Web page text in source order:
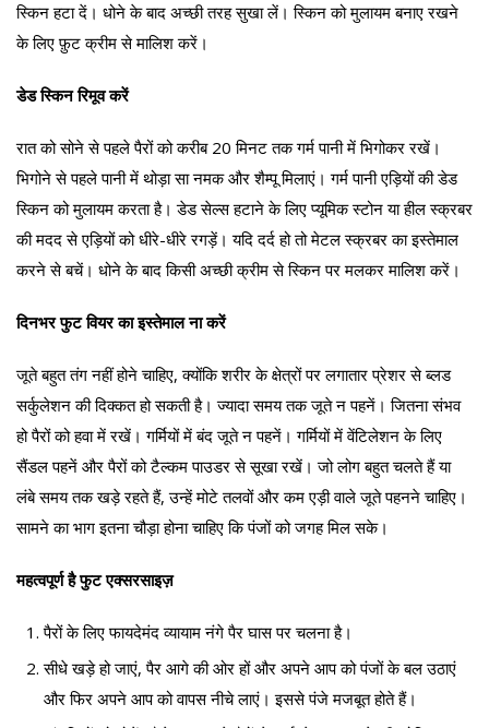
स्किन हटा दें। धोने के बाद अच्छी तरह सुखा लें। स्किन को मुलायम बनाए रखने
के लिए फ़ुट क्रीम से मालिश करें।
डेड स्किन रिमूव करें
रात को सोने से पहले पैरों को करीब 20 मिनट तक गर्म पानी में भिगोकर रखें।
भिगोने से पहले पानी में थोड़ा सा नमक और शैम्पू मिलाएं। गर्म पानी एड़ियों की डेड
स्किन को मुलायम करता है। डेड सेल्स हटाने के लिए प्यूमिक स्टोन या हील स्क्रबर
की मदद से एड़ियों को धीरे-धीरे रगड़ें। यदि दर्द हो तो मेटल स्क्रबर का इस्तेमाल
करने से बचें। धोने के बाद किसी अच्छी क्रीम से स्किन पर मलकर मालिश करें।
दिनभर फुट वियर का इस्तेमाल ना करें
जूते बहुत तंग नहीं होने चाहिए, क्योंकि शरीर के क्षेत्रों पर लगातार प्रेशर से ब्लड
सर्कुलेशन की दिक्कत हो सकती है। ज्यादा समय तक जूते न पहनें। जितना संभव
हो पैरों को हवा में रखें। गर्मियों में बंद जूते न पहनें। गर्मियों में वेंटिलेशन के लिए
सैंडल पहनें और पैरों को टैल्कम पाउडर से सूखा रखें। जो लोग बहुत चलते हैं या
लंबे समय तक खड़े रहते हैं, उन्हें मोटे तलवों और कम एड़ी वाले जूते पहनने चाहिए।
सामने का भाग इतना चौड़ा होना चाहिए कि पंजों को जगह मिल सके।
महत्वपूर्ण है फुट एक्सरसाइज़
पैरों के लिए फायदेमंद व्यायाम नंगे पैर घास पर चलना है।
सीधे खड़े हो जाएं, पैर आगे की ओर हों और अपने आप को पंजों के बल उठाएं
और फिर अपने आप को वापस नीचे लाएं। इससे पंजे मजबूत होते हैं।